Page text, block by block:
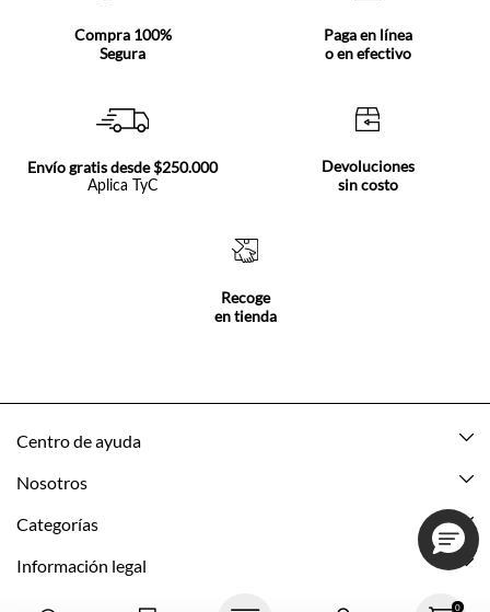
0
Compra 100%
Segura
Paga en línea
o en efectivo
Envío gratis desde $250.000
Aplica TyC
Devoluciones
sin costo
Recoge
en tienda
Centro de ayuda
Mis pedidos
Nosotros
Acerca de Tennis
Categorías
Nuevo
Información legal